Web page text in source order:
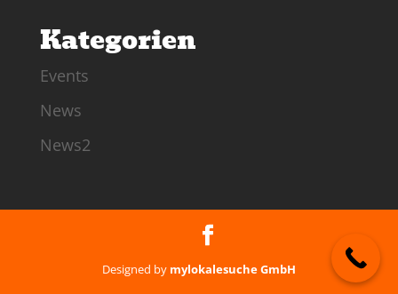
Kategorien
Events
News
News2
Designed by mylokalesuche GmbH